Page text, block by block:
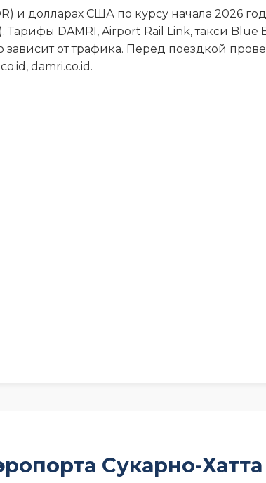
и долларах США по курсу начала 2026
Тарифы DAMRI, Airport Rail Link, такси Blue
от трафика. Перед поездкой
damri.co.id.
Сукарно-Хатта